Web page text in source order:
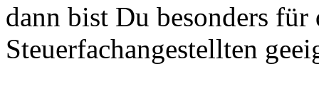
dann bist Du besonders
Steuerfachangestellten